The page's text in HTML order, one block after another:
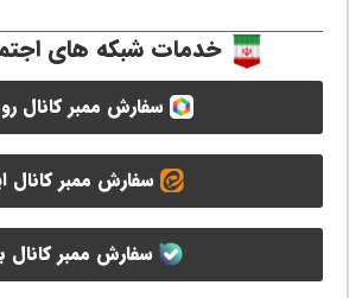
خدمات شبکه های
سفارش ممبر کانال
سفارش ممبر کانال
سفارش ممبر کانال